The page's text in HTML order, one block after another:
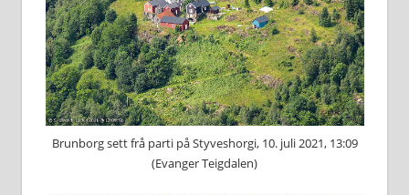
Brunborg sett frå parti på Styveshorgi, 10. juli 2021, 13:09
(Evanger Teigdalen)